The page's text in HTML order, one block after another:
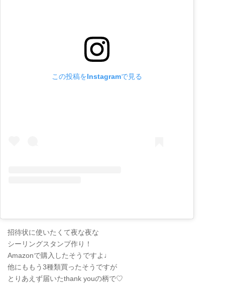
この投稿をInstagramで見る
招待状に使いたくて夜な夜な
シーリングスタンプ作り！
Amazonで購入したそうですよ♩
他にももう3種類買ったそうですが
とりあえず届いたthank youの柄で♡